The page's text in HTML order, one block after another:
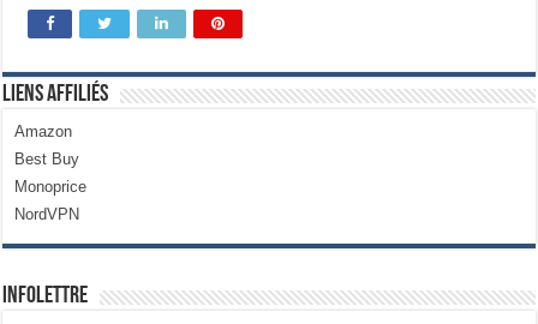
Liens Affiliés
Amazon
Best Buy
Monoprice
NordVPN
Infolettre